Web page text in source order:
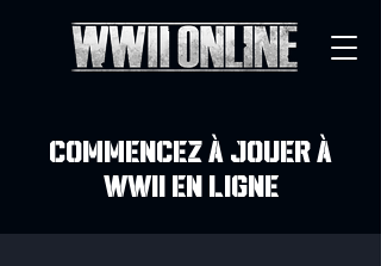
COMMENCEZ À JOUER À
WWII EN LIGNE